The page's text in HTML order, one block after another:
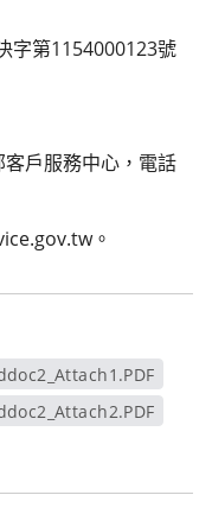
字第1154000123號
戶服務中心，電話
。
窗